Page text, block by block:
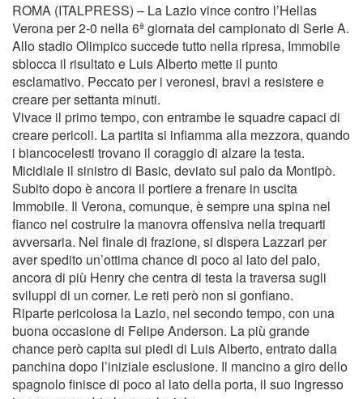
ROMA (ITALPRESS) – La Lazio vince contro l’Hellas
Verona per 2-0 nella 6ª giornata del campionato di Serie A.
Allo stadio Olimpico succede tutto nella ripresa, Immobile
sblocca il risultato e Luis Alberto mette il punto
esclamativo. Peccato per i veronesi, bravi a resistere e
creare per settanta minuti.
Vivace il primo tempo, con entrambe le squadre capaci di
creare pericoli. La partita si infiamma alla mezzora, quando
i biancocelesti trovano il coraggio di alzare la testa.
Micidiale il sinistro di Basic, deviato sul palo da Montipò.
Subito dopo è ancora il portiere a frenare in uscita
Immobile. Il Verona, comunque, è sempre una spina nel
fianco nel costruire la manovra offensiva nella trequarti
avversaria. Nel finale di frazione, si dispera Lazzari per
aver spedito un’ottima chance di poco al lato del palo,
ancora di più Henry che centra di testa la traversa sugli
sviluppi di un corner. Le reti però non si gonfiano.
Riparte pericolosa la Lazio, nel secondo tempo, con una
buona occasione di Felipe Anderson. La più grande
chance però capita sui piedi di Luis Alberto, entrato dalla
panchina dopo l’iniziale esclusione. Il mancino a giro dello
spagnolo finisce di poco al lato della porta, il suo ingresso